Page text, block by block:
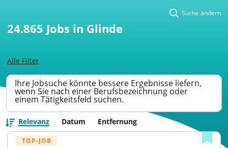
Alle Filter
Suche ändern
24.865 Jobs in Glinde
Ihre Jobsuche könnte bessere Ergebnisse liefern,
wenn Sie nach einer Berufsbezeichnung oder
einem Tätigkeitsfeld suchen.
Relevanz Datum Entfernung
TOP-JOB